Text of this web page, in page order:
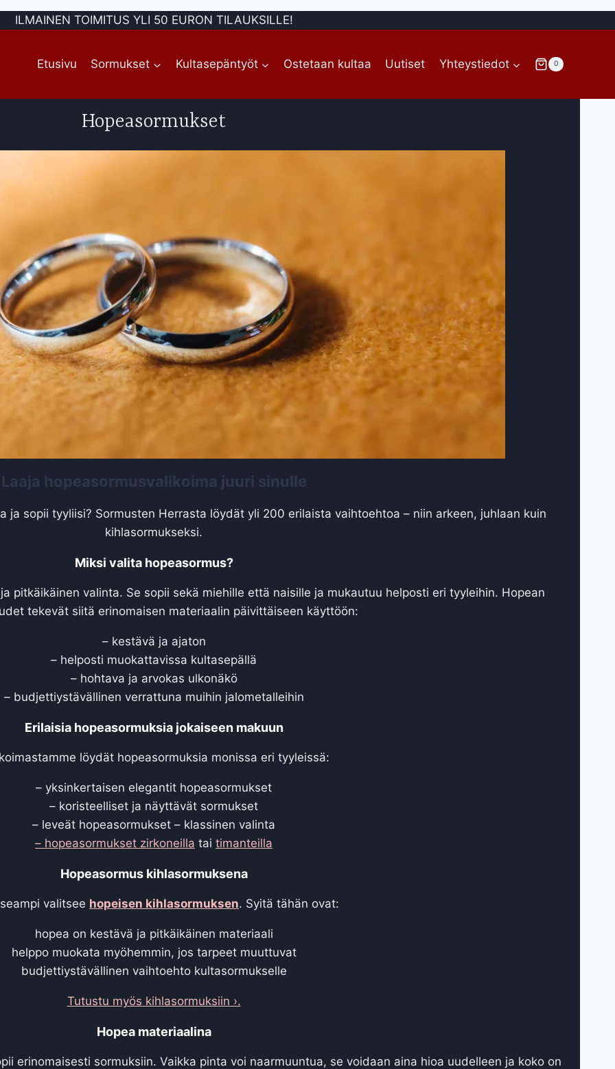
ILMAINEN TOIMITUS YLI 50 EURON TILAUKSILLE!
Etusivu Sormukset Kultasepäntyöt Ostetaan kultaa Uutiset Yhteystiedot 0
Hopeasormukset
Laaja hopeasormusvalikoima juuri sinulle
ja sopii tyyliisi? Sormusten Herrasta löydät yli 200 erilaista vaihtoehtoa – niin arkeen, juhlaan kuin
kihlasormukseksi.
Miksi valita hopeasormus?
pitkäikäinen valinta. Se sopii sekä miehille että naisille ja mukautuu helposti eri tyyleihin. Hopean
tekevät siitä erinomaisen materiaalin päivittäiseen käyttöön:
– kestävä ja ajaton
– helposti muokattavissa kultasepällä
– hohtava ja arvokas ulkonäkö
– budjettiystävällinen verrattuna muihin jalometalleihin
Erilaisia hopeasormuksia jokaiseen makuun
löydät hopeasormuksia monissa eri tyyleissä:
– yksinkertaisen elegantit hopeasormukset
– koristeelliset ja näyttävät sormukset
– leveät hopeasormukset – klassinen valinta
– hopeasormukset zirkoneilla tai timanteilla
Hopeasormus kihlasormuksena
valitsee hopeisen kihlasormuksen. Syitä tähän ovat:
hopea on kestävä ja pitkäikäinen materiaali
helppo muokata myöhemmin, jos tarpeet muuttuvat
budjettiystävällinen vaihtoehto kultasormukselle
Tutustu myös kihlasormuksiin ›.
Hopea materiaalina
erinomaisesti sormuksiin. Vaikka pinta voi naarmuuntua, se voidaan aina hioa uudelleen ja koko on